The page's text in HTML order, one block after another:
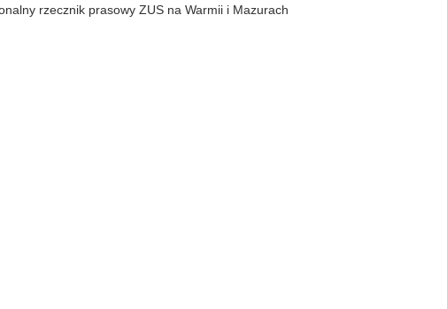
rzecznik prasowy ZUS na Warmii i Mazurach